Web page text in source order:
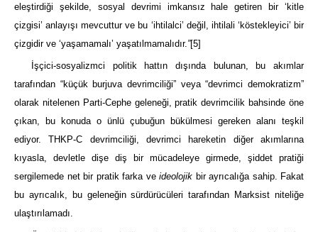
eleştirdiği şekilde, sosyal devrimi imkansız hale getiren bir ‘kitle
çizgisi’ anlayışı mevcuttur ve bu ‘ihtilalci’ değil, ihtilali ‘köstekleyici’ bir
çizgidir ve ‘yaşamamalı’ yaşatılmamalıdır.”[5]
İşçici-sosyalizmci politik hattın dışında bulunan, bu akımlar
tarafından “küçük burjuva devrimciliği” veya “devrimci demokratizm”
olarak nitelenen Parti-Cephe geleneği, pratik devrimcilik bahsinde öne
çıkan, bu konuda o ünlü çubuğun bükülmesi gereken alanı teşkil
ediyor. THKP-C devrimciliği, devrimci hareketin diğer akımlarına
kıyasla, devletle dişe diş bir mücadeleye girmede, şiddet pratiği
sergilemede net bir pratik farka ve ideolojik bir ayrıcalığa sahip. Fakat
bu ayrıcalık, bu geleneğin sürdürücüleri tarafından Marksist niteliğe
ulaştırılamadı.